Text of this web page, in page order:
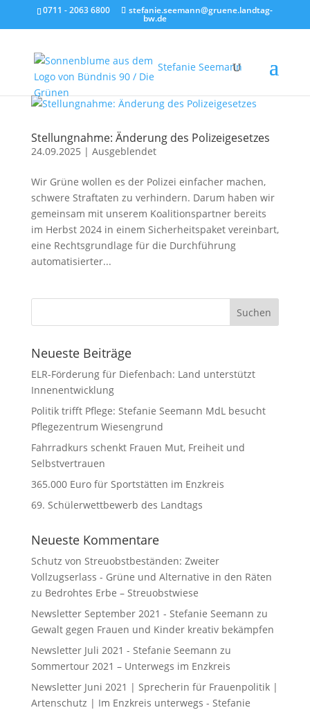
0711 - 2063 6800 stefanie.seemann@gruene.landtag-
bw.de
Stefanie Seemann
Stellungnahme: Änderung des Polizeigesetzes
24.09.2025 | Ausgeblendet
Wir Grüne wollen es der Polizei einfacher machen,
schwere Straftaten zu verhindern. Darum haben wir
gemeinsam mit unserem Koalitionspartner bereits
im Herbst 2024 in einem Sicherheitspaket vereinbart,
eine Rechtsgrundlage für die Durchführung
automatisierter...
Neueste Beiträge
ELR-Förderung für Diefenbach: Land unterstützt
Innenentwicklung
Politik trifft Pflege: Stefanie Seemann MdL besucht
Pflegezentrum Wiesengrund
Fahrradkurs schenkt Frauen Mut, Freiheit und
Selbstvertrauen
365.000 Euro für Sportstätten im Enzkreis
69. Schülerwettbewerb des Landtags
Neueste Kommentare
Schutz von Streuobstbeständen: Zweiter
Vollzugserlass - Grüne und Alternative in den Räten
zu Bedrohtes Erbe – Streuobstwiese
Newsletter September 2021 - Stefanie Seemann zu
Gewalt gegen Frauen und Kinder kreativ bekämpfen
Newsletter Juli 2021 - Stefanie Seemann zu
Sommertour 2021 – Unterwegs im Enzkreis
Newsletter Juni 2021 | Sprecherin für Frauenpolitik |
Artenschutz | Im Enzkreis unterwegs - Stefanie